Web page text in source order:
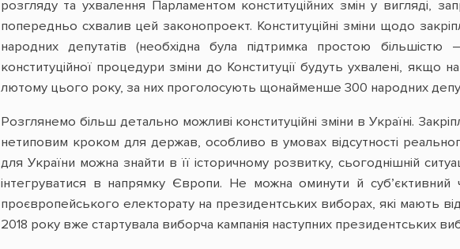
розгляду та ухвалення Парламентом конституційних змін у
попередньо схвалив цей законопроект. Конституційні зміни щодо
народних депутатів (необхідна була підтримка простою
конституційної процедури зміни до Конституції будуть ухвалені, якщо
лютому цього року, за них проголосують щонайменше 300 народних
Розглянемо більш детально можливі конституційні зміни в Україні.
нетиповим кроком для держав, особливо в умовах відсутності
для України можна знайти в її історичному розвитку, сьогоднішній
інтегруватися в напрямку Європи. Не можна оминути й суб’єктивний
проєвропейського електорату на президентських виборах, які мають
2018 року вже стартувала виборча кампанія наступних президентських